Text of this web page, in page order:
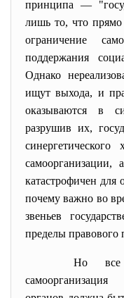
принципа —
лишь то, что прямо
ограничение
поддержания
Однако
ищут выхода, и
оказываются в
разрушив их,
синергетического
самоорганизации,
катастрофичен для
почему важно во
звеньев
пределы правового
Но все